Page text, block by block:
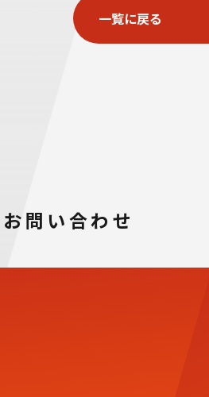
一覧に戻る
お問い合わせ